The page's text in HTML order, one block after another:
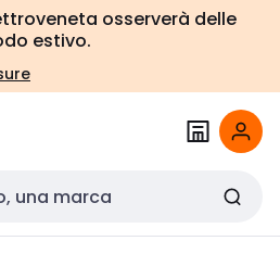
osserverà delle
estivo.